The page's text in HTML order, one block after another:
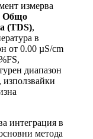
измерва
Общо
(TDS),
в
от 0.00 µS/cm
диапазон
използвайки
интеграция в
метода